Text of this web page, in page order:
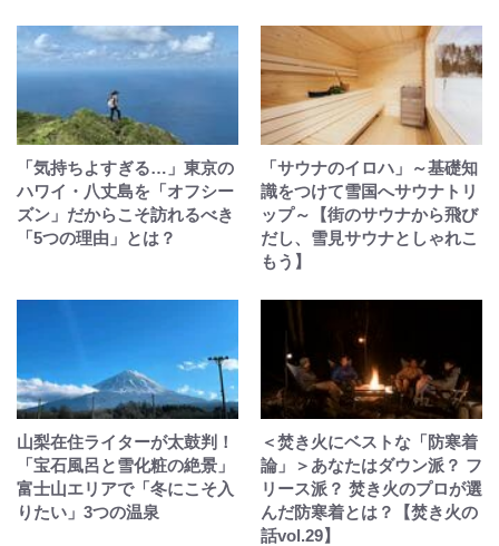
「気持ちよすぎる…」東京の
ハワイ・八丈島を「オフシー
ズン」だからこそ訪れるべき
「5つの理由」とは？
「サウナのイロハ」～基礎知
識をつけて雪国へサウナトリ
ップ～【街のサウナから飛び
だし、雪見サウナとしゃれこ
もう】
山梨在住ライターが太鼓判！
「宝石風呂と雪化粧の絶景」
富士山エリアで「冬にこそ入
りたい」3つの温泉
＜焚き火にベストな「防寒着
論」＞あなたはダウン派？ フ
リース派？ 焚き火のプロが選
んだ防寒着とは？【焚き火の
話vol.29】